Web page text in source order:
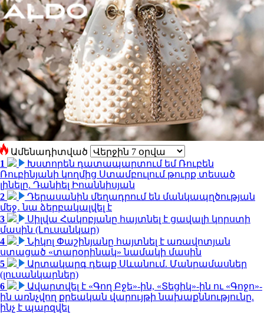
Ամենադիտված
1
Խստորեն դատապարտում եմ Ռուբեն
Ռուբինյանի կողմից Ստամբուլում թուրք տեսած
լինելը. Դանիել Իոաննիսյան
2
Դերասանին մեղադրում են մանկապղծության
մեջ․ նա ձերբակալվել է
3
Սիլվա Հակոբյանը հայտնել է ցավալի կորստի
մասին (Լուսանկար)
4
Նիկոլ Փաշինյանը հայտնել է առավոտյան
ստացած «տարօրինակ» նամակի մասին
5
Արտակարգ դեպք Սևանում. Մանրամասներ
(լուսանկարներ)
6
Ավարտվել է «Գող Բջե»-ին, «Տեցիկ»-ին ու «Գոջո»-
ին առնչվող քրեական վարույթի նախաքննությունը.
ինչ է պարզվել